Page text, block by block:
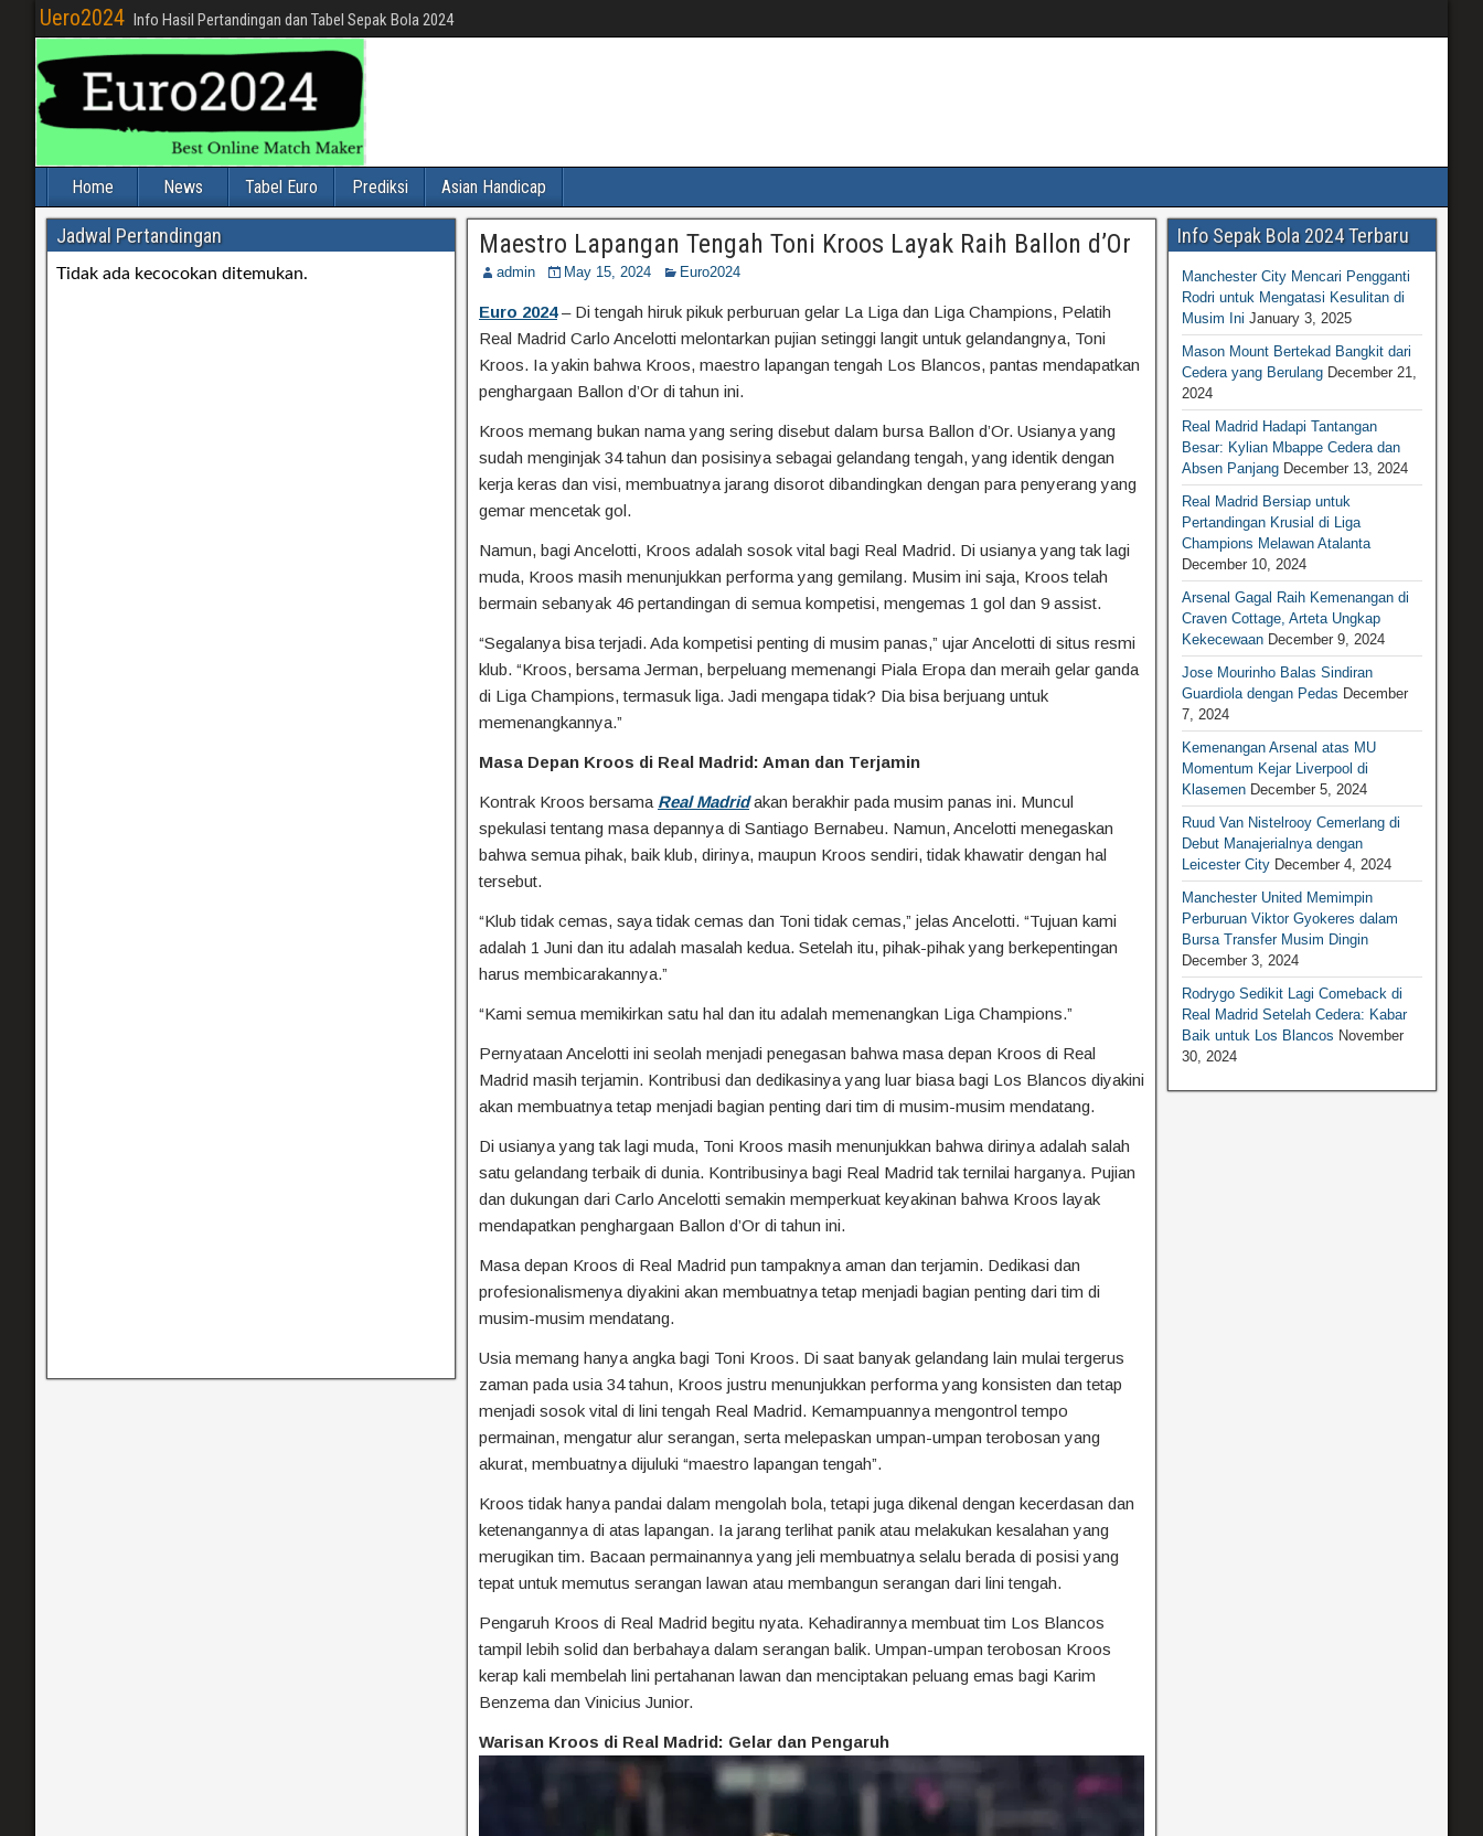
Uero2024 Info Hasil Pertandingan dan Tabel Sepak Bola 2024
Home News Tabel Euro Prediksi Asian Handicap
Maestro Lapangan Tengah Toni Kroos Layak Raih Ballon d’Or
admin May 15, 2024 Euro2024
Euro 2024– Di tengah hiruk pikuk perburuan gelar La Liga dan Liga Champions, Pelatih
Real Madrid Carlo Ancelotti melontarkan pujian setinggi langit untuk gelandangnya, Toni
Kroos. Ia yakin bahwa Kroos, maestro lapangan tengah Los Blancos, pantas mendapatkan
penghargaan Ballon d’Or di tahun ini.
Kroos memang bukan nama yang sering disebut dalam bursa Ballon d’Or. Usianya yang
sudah menginjak 34 tahun dan posisinya sebagai gelandang tengah, yang identik dengan
kerja keras dan visi, membuatnya jarang disorot dibandingkan dengan para penyerang yang
gemar mencetak gol.
Namun, bagi Ancelotti, Kroos adalah sosok vital bagi Real Madrid. Di usianya yang tak lagi
muda, Kroos masih menunjukkan performa yang gemilang. Musim ini saja, Kroos telah
bermain sebanyak 46 pertandingan di semua kompetisi, mengemas 1 gol dan 9 assist.
“Segalanya bisa terjadi. Ada kompetisi penting di musim panas,” ujarAncelotti di situs resmi
klub. “Kroos, bersama Jerman, berpeluang memenangi Piala Eropa dan meraih gelar ganda
di Liga Champions, termasuk liga. Jadi mengapa tidak? Dia bisa berjuang untuk
memenangkannya.”
Masa Depan Kroos di Real Madrid: Aman dan Terjamin
Kontrak Kroos bersama Real Madridakan berakhir pada musim panas ini. Muncul
spekulasi tentang masa depannya di Santiago Bernabeu. Namun, Ancelotti menegaskan
bahwa semua pihak, baik klub, dirinya, maupun Kroos sendiri, tidak khawatir dengan hal
tersebut.
“Klub tidak cemas, saya tidak cemas dan Toni tidak cemas,” jelas Ancelotti. “Tujuan kami
adalah 1 Juni dan itu adalah masalah kedua. Setelah itu, pihak-pihak yang berkepentingan
harus membicarakannya.”
“Kami semua memikirkan satu hal dan itu adalah memenangkan Liga Champions.”
Pernyataan Ancelotti ini seolah menjadi penegasan bahwa masa depan Kroos di Real
Madrid masih terjamin. Kontribusi dan dedikasinya yang luar biasa bagi Los Blancos diyakini
akan membuatnya tetap menjadi bagian penting dari tim di musim-musim mendatang.
Di usianya yang tak lagi muda, Toni Kroos masih menunjukkan bahwa dirinya adalah salah
satu gelandang terbaik di dunia. Kontribusinya bagi Real Madrid tak ternilai harganya. Pujian
dan dukungan dari Carlo Ancelotti semakin memperkuat keyakinan bahwa Kroos layak
mendapatkan penghargaan Ballon d’Or di tahun ini.
Masa depan Kroos di Real Madrid pun tampaknya aman dan terjamin. Dedikasi dan
profesionalismenya diyakini akan membuatnya tetap menjadi bagian penting dari tim di
musim-musim mendatang.
Usia memang hanya angka bagi Toni Kroos. Di saat banyak gelandang lain mulai tergerus
zaman pada usia 34 tahun, Kroos justru menunjukkan performa yang konsisten dan tetap
menjadi sosok vital di lini tengah Real Madrid. Kemampuannya mengontrol tempo
permainan, mengatur alur serangan, serta melepaskan umpan-umpan terobosan yang
akurat, membuatnya dijuluki “maestro lapangan tengah”.
Kroos tidak hanya pandai dalam mengolah bola, tetapi juga dikenal dengan kecerdasan dan
ketenangannya di atas lapangan. Ia jarang terlihat panik atau melakukan kesalahan yang
merugikan tim. Bacaan permainannya yang jeli membuatnya selalu berada di posisi yang
tepat untuk memutus serangan lawan atau membangun serangan dari lini tengah.
Pengaruh Kroos di Real Madrid begitu nyata. Kehadirannya membuat tim Los Blancos
tampil lebih solid dan berbahaya dalam serangan balik. Umpan-umpan terobosan Kroos
kerap kali membelah lini pertahanan lawan dan menciptakan peluang emas bagi Karim
Benzema dan Vinicius Junior.
Warisan Kroos di Real Madrid: Gelar dan Pengaruh
Jadwal Pertandingan Info Sepak Bola 2024 Terbaru
Manchester City Mencari Pengganti
Rodri untuk Mengatasi Kesulitan di
Musim Ini January 3, 2025
Mason Mount Bertekad Bangkit dari
Cedera yang Berulang December 21,
2024
Real Madrid Hadapi Tantangan
Besar: Kylian Mbappe Cedera dan
Absen Panjang December 13, 2024
Real Madrid Bersiap untuk
Pertandingan Krusial di Liga
Champions Melawan Atalanta
December 10, 2024
Arsenal Gagal Raih Kemenangan di
Craven Cottage, Arteta Ungkap
Kekecewaan December 9, 2024
Jose Mourinho Balas Sindiran
Guardiola dengan Pedas December
7, 2024
Kemenangan Arsenal atas MU
Momentum Kejar Liverpool di
Klasemen December 5, 2024
Ruud Van Nistelrooy Cemerlang di
Debut Manajerialnya dengan
Leicester City December 4, 2024
Manchester United Memimpin
Perburuan Viktor Gyokeres dalam
Bursa Transfer Musim Dingin
December 3, 2024
Rodrygo Sedikit Lagi Comeback di
Real Madrid Setelah Cedera: Kabar
Baik untuk Los Blancos November
30, 2024